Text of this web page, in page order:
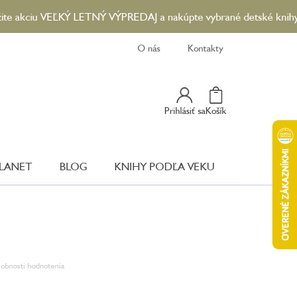
LETNÝ VÝPREDAJ a nakúpte vybrané detské knihy so
O nás Kontakty
Prihlásiť sa
Nákupný
Košík
BLOG KNIHY PODĽA VEKU
hodnotenia